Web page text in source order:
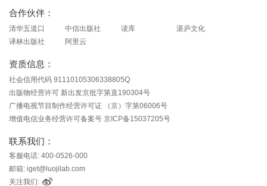
合作伙伴：
清华五道口 中信出版社 读库
湛庐文化
译林出版社
阿里云
资质信息：
社会信用代码 91110105306338805Q
出版物经营许可 新出发京批字第直190304号
广播电视节目制作经营许可证 （京）字第06006号
增值电信业务经营许可备案号 京ICP备15037205号
联系我们：
客服电话: 400-0526-000
邮箱: iget@luojilab.com
关注我们: